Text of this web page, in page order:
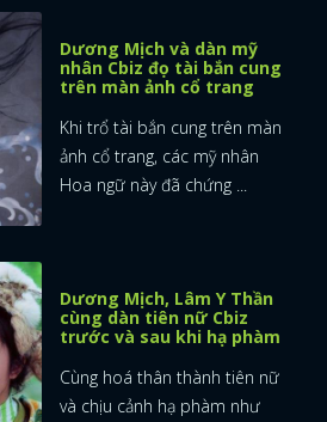
Dương Mịch và dàn mỹ
nhân Cbiz đọ tài bắn cung
trên màn ảnh cổ trang
Khi trổ tài bắn cung trên màn
ảnh cổ trang, các mỹ nhân
Hoa ngữ này đã chứng ...
Dương Mịch, Lâm Y Thần
cùng dàn tiên nữ Cbiz
trước và sau khi hạ phàm
Cùng hoá thân thành tiên nữ
và chịu cảnh hạ phàm như